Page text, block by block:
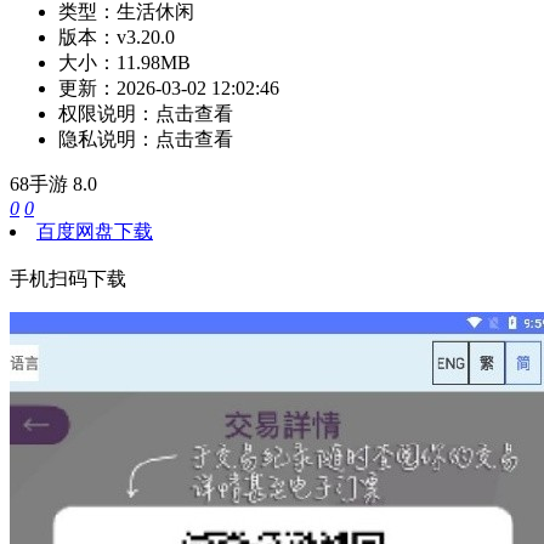
类型： 生活休闲
版本： v3.20.0
大小： 11.98MB
更新： 2026-03-02 12:02:46
权限说明： 点击查看
隐私说明： 点击查看
68手游 8.0
0 0
百度网盘下载
手机扫码下载